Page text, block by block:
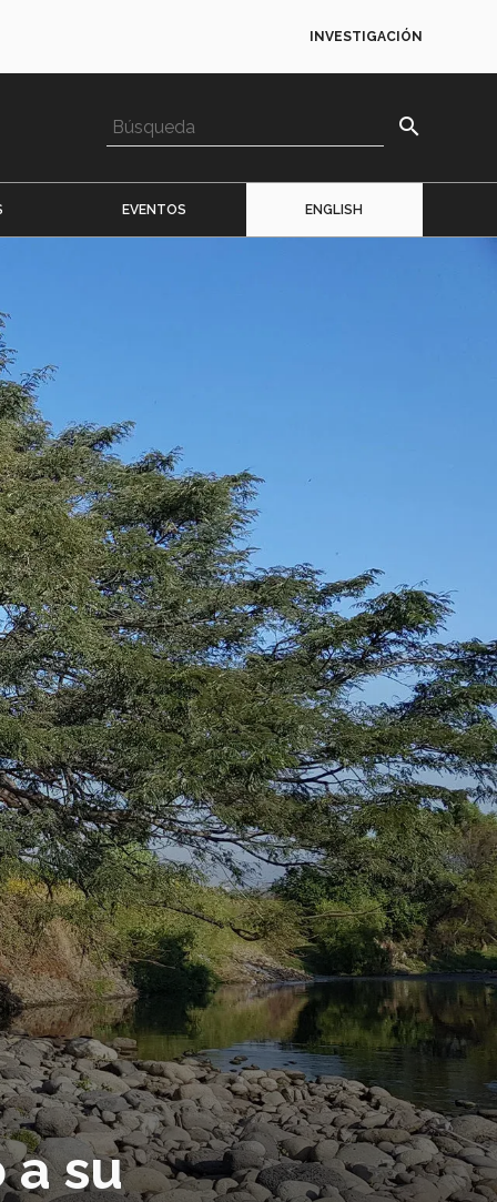
INVESTIGACIÓN
search
EVENTOS ENGLISH
a su